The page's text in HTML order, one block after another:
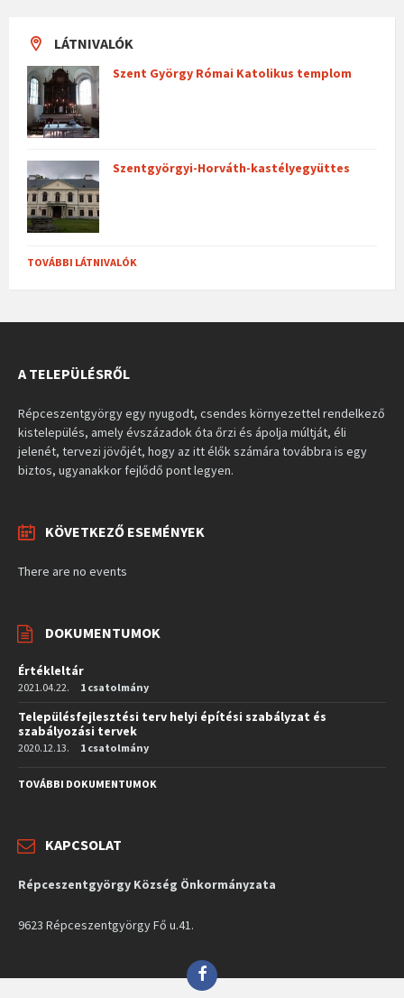
LÁTNIVALÓK
Szent György Római Katolikus templom
Szentgyörgyi-Horváth-kastélyegyüttes
TOVÁBBI LÁTNIVALÓK
A TELEPÜLÉSRŐL
Répceszentgyörgy egy nyugodt, csendes környezettel rendelkező
kistelepülés, amely évszázadok óta őrzi és ápolja múltját, éli
jelenét, tervezi jövőjét, hogy az itt élők számára továbbra is egy
biztos, ugyanakkor fejlődő pont legyen.
KÖVETKEZŐ ESEMÉNYEK
There are no events
DOKUMENTUMOK
Értékleltár
2021.04.22. 1 csatolmány
Településfejlesztési terv helyi építési szabályzat és
szabályozási tervek
2020.12.13. 1 csatolmány
TOVÁBBI DOKUMENTUMOK
KAPCSOLAT
Répceszentgyörgy Község Önkormányzata
9623 Répceszentgyörgy Fő u.41.
Facebook